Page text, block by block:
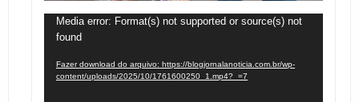
Tocador
de
vídeo
Media error: Format(s) not supported or source(s) not
found
Fazer download do arquivo: https://blogjornalanoticia.com.br/wp-
content/uploads/2025/10/1761600250_1.mp4?_=7